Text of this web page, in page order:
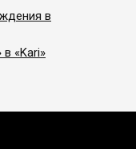
в
«Kari»